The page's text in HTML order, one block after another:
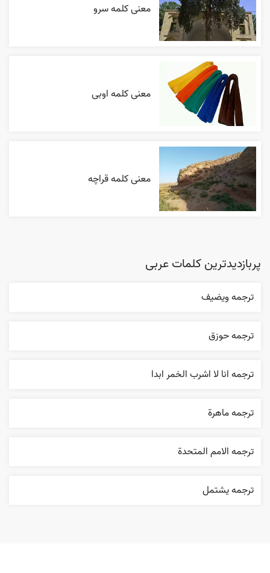
معنی کلمه سرو
معنی کلمه اوبی
معنی کلمه قراچه
پربازدیدترین کلمات عربی
ترجمه ويضيف
ترجمه حوزق
ترجمه انا لا اشرب الخمر ابدا
ترجمه ماهرة
ترجمه الامم المتحدة
ترجمه يشتمل